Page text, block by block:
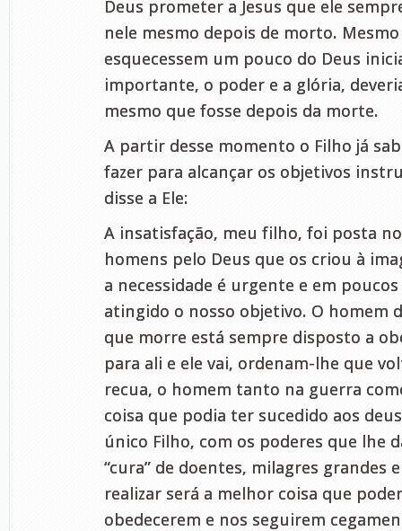
Deus prometer a Jesus que ele
nele mesmo depois de morto.
esquecessem um pouco do Deus
importante, o poder e a glória,
mesmo que fosse depois da morte.
A partir desse momento o Filho já
fazer para alcançar os objetivos
disse a Ele:
A insatisfação, meu filho, foi posta
homens pelo Deus que os criou à
a necessidade é urgente e em
atingido o nosso objetivo. O homem
que morre está sempre disposto a
para ali e ele vai, ordenam-lhe que
recua, o homem tanto na guerra
coisa que podia ter sucedido aos
único Filho, com os poderes que lhe
“cura” de doentes, milagres grandes
realizar será a melhor coisa que
obedecerem e nos seguirem